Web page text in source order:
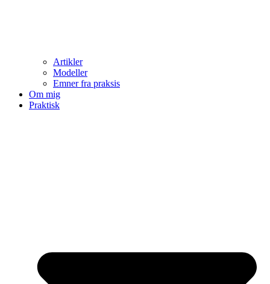
Artikler
Modeller
Emner fra praksis
Om mig
Praktisk